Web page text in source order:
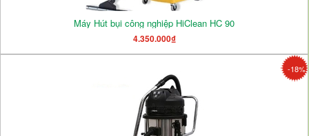
Máy Hút bụi công nghiệp HiClean HC 90
4.350.000₫
-18%